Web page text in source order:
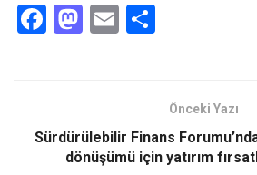
F
o
M
d
o
E
Önceki Yazı
Sürdürülebilir Finans
dönüşümü için yatırım